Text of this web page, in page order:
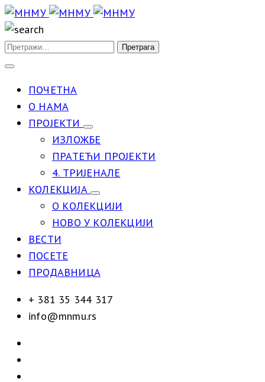
ПОЧЕТНА
О НАМА
ПРОЈЕКТИ
ИЗЛОЖБЕ
ПРАТЕЋИ ПРОЈЕКТИ
4. ТРИЈЕНАЛЕ
КОЛЕКЦИЈА
О КОЛЕКЦИЈИ
НОВО У КОЛЕКЦИЈИ
ВЕСТИ
ПОСЕТЕ
ПРОДАВНИЦА
+ 381 35 344 317
info@mnmu.rs